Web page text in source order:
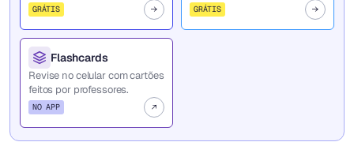
GRÁTIS GRÁTIS
Flashcards
Revise no celular com cartões
feitos por professores.
NO APP